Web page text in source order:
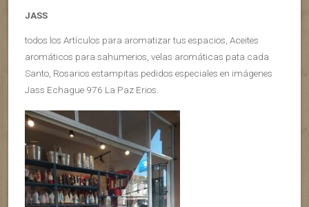
JASS
todos los Artículos para aromatizar tus espacios, Aceites
aromáticos para sahumerios, velas aromáticas pata cada
Santo, Rosarios estampitas pedidos especiales en imágenes
Jass Echague 976 La Paz Erios.